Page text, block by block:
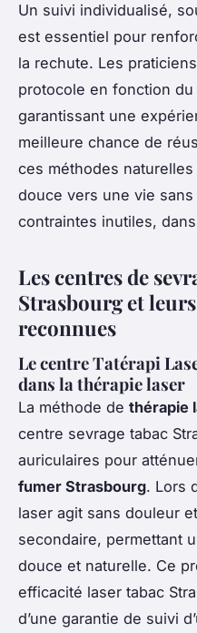
Un suivi individualisé,
est essentiel pour
la rechute. Les
protocole en fonction
garantissant une
meilleure chance de
ces méthodes
douce vers une vie
contraintes inutiles,
Les centres de
Strasbourg et
reconnues
Le centre Tatérapi
dans la thérapie laser
La méthode de thérapie
centre sevrage tabac
auriculaires pour
fumer Strasbourg. Lors
laser agit sans douleur
secondaire, permettant
douce et naturelle. Ce
efficacité laser tabac
d’une garantie de suivi